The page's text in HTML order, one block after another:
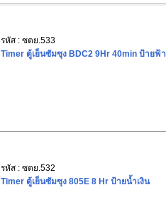
รหัส : ซตย.533
Timer ตู้เย็นซัมซุง BDC2 9Hr 40min ป้ายฟ้า
รหัส : ซตย.532
Timer ตู้เย็นซัมซุง 805E 8 Hr ป้ายน้ำเงิน